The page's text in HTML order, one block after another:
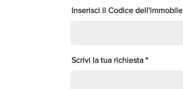
Inserisci il Codice dell'immobile
Scrivi la tua richiesta